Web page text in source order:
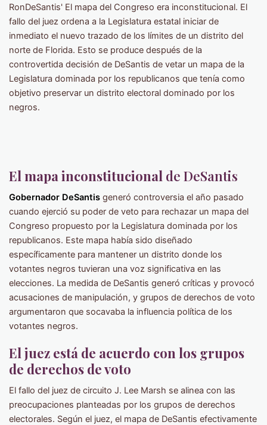
RonDeSantis' El mapa del Congreso era inconstitucional. El
fallo del juez ordena a la Legislatura estatal iniciar de
inmediato el nuevo trazado de los límites de un distrito del
norte de Florida. Esto se produce después de la
controvertida decisión de DeSantis de vetar un mapa de la
Legislatura dominada por los republicanos que tenía como
objetivo preservar un distrito electoral dominado por los
negros.
El mapa inconstitucional de DeSantis
Gobernador DeSantis generó controversia el año pasado
cuando ejerció su poder de veto para rechazar un mapa del
Congreso propuesto por la Legislatura dominada por los
republicanos. Este mapa había sido diseñado
específicamente para mantener un distrito donde los
votantes negros tuvieran una voz significativa en las
elecciones. La medida de DeSantis generó críticas y provocó
acusaciones de manipulación, y grupos de derechos de voto
argumentaron que socavaba la influencia política de los
votantes negros.
El juez está de acuerdo con los grupos
de derechos de voto
El fallo del juez de circuito J. Lee Marsh se alinea con las
preocupaciones planteadas por los grupos de derechos
electorales. Según el juez, el mapa de DeSantis efectivamente